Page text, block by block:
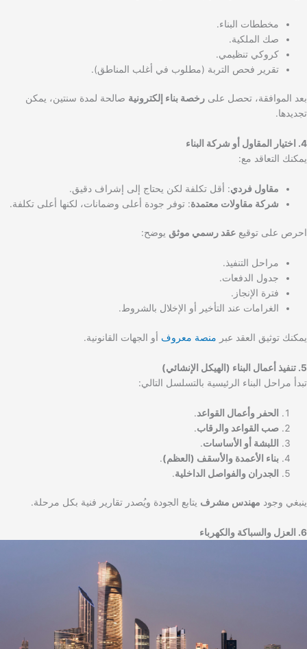
مخططات البناء.
صك الملكية.
كروكي تنظيمي.
تقرير فحص التربة (مطلوب في أغلب المناطق).
بعد الموافقة، تحصل على رخصة بناء إلكترونية صالحة لمدة سنتين، يمكن
تجديدها.
4. اختيار المقاول أو شركة البناء
يمكنك التعاقد مع:
مقاول فردي: أقل تكلفة لكن يحتاج إلى إشراف دقيق.
شركة مقاولات معتمدة: توفر جودة أعلى وضمانات، لكنها أعلى تكلفة.
احرص على توقيع عقد رسمي موثق يوضح:
مراحل التنفيذ.
جدول الدفعات.
فترة الإنجاز.
الغرامات عند التأخير أو الإخلال بالشروط.
يمكنك توثيق العقد عبر منصة معروف أو الجهات القانونية.
5. تنفيذ أعمال البناء (الهيكل الإنشائي)
تبدأ مراحل البناء الرئيسية بالتسلسل التالي:
الحفر وأعمال القواعد.
صب القواعد والرقاب.
اللبشة أو الأساسات.
بناء الأعمدة والأسقف (العظم).
الجدران والفواصل الداخلية.
ينبغي وجود مهندس مشرف يتابع الجودة ويُصدر تقارير فنية بكل مرحلة.
6. العزل والسباكة والكهرباء